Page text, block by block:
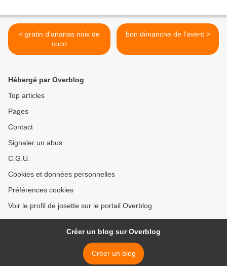
< gratin d'ananas noix de
coco
bon dimanche de l'avent >
Hébergé par Overblog
Top articles
Pages
Contact
Signaler un abus
C.G.U.
Cookies et données personnelles
Préférences cookies
Voir le profil de josette sur le portail Overblog
Créer un blog sur Overblog
Créer un blog